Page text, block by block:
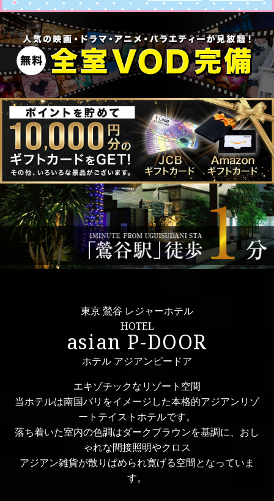
東京 鶯谷 レジャーホテル
HOTEL
asian P-DOOR
ホテル アジアンピードア
エキゾチックなリゾート空間
当ホテルは南国バリをイメージした本格的アジアンリゾ
ートテイストホテルです。
落ち着いた室内の色調はダークブラウンを基調に、おし
ゃれな間接照明やクロス
アジアン雑貨が散りばめられ寛げる空間となっていま
す。